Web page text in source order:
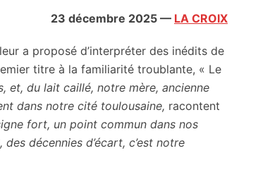
23 décembre 2025 — LA CROIX
a proposé d’interpréter des inédits de
titre à la familiarité troublante, « Le
et, du lait caillé, notre mère, ancienne
dans notre cité toulousaine, racontent
fort, un point commun dans nos
décennies d’écart, c’est notre